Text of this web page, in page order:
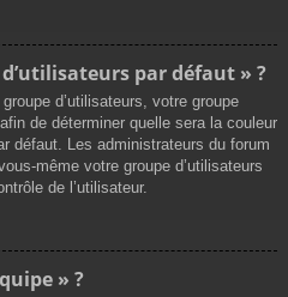
d’utilisateurs par défaut » ?
d’utilisateurs, votre groupe
de déterminer quelle sera la couleur
défaut. Les administrateurs du forum
même votre groupe d’utilisateurs
de l’utilisateur.
» ?